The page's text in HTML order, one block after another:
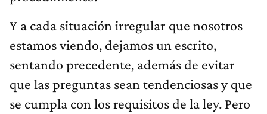
Y a cada situación irregular que nosotros
estamos viendo, dejamos un escrito,
sentando precedente, además de evitar
que las preguntas sean tendenciosas y que
se cumpla con los requisitos de la ley. Pero